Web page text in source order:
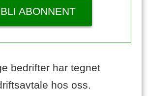
BLI ABONNENT
bedrifter har tegnet
hos oss.